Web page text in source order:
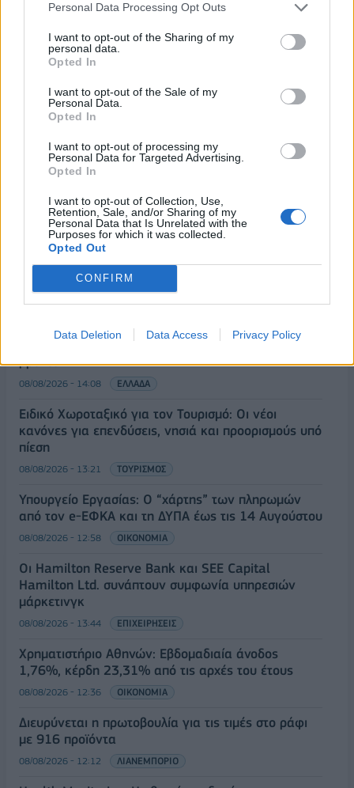
Personal Data Processing Opt Outs
I want to opt-out of the Sharing of my
personal data.
Opted In
I want to opt-out of the Sale of my
Personal Data.
Opted In
I want to opt-out of processing my
Personal Data for Targeted Advertising.
Opted In
I want to opt-out of Collection, Use,
Retention, Sale, and/or Sharing of my
Personal Data that Is Unrelated with the
Purposes for which it was collected.
Opted Out
CONFIRM
Data Deletion Data Access Privacy Policy
Κορυφώνεται η έξοδος του Αυγούστου – Πάνω από
56.000 επιβάτες αναχωρούν σήμερα από τα
λιμάνια της Αττικής
Δυτική Αττική: Η επόμενη ημέρα μετά τις πυρκαγιές
– Τα έργα Antinero και η «μάχη» πριν από τις
βροχές
08/08/2026 - 14:08 ΕΛΛΑΔΑ
Ειδικό Χωροταξικό για τον Τουρισμό: Οι νέοι
κανόνες για επενδύσεις, νησιά και προορισμούς υπό
πίεση
08/08/2026 - 13:21 ΤΟΥΡΙΣΜΟΣ
Υπουργείο Εργασίας: Ο “χάρτης” των πληρωμών
από τον e-ΕΦΚΑ και τη ΔΥΠΑ έως τις 14 Αυγούστου
08/08/2026 - 12:58 ΟΙΚΟΝΟΜΙΑ
Οι Hamilton Reserve Bank και SEE Capital
Hamilton Ltd. συνάπτουν συμφωνία υπηρεσιών
μάρκετινγκ
08/08/2026 - 13:44 ΕΠΙΧΕΙΡΗΣΕΙΣ
Χρηματιστήριο Αθηνών: Εβδομαδιαία άνοδος
1,76%, κέρδη 23,31% από τις αρχές του έτους
08/08/2026 - 12:36 ΟΙΚΟΝΟΜΙΑ
Διευρύνεται η πρωτοβουλία για τις τιμές στο ράφι
με 916 προϊόντα
08/08/2026 - 12:12 ΛΙΑΝΕΜΠΟΡΙΟ